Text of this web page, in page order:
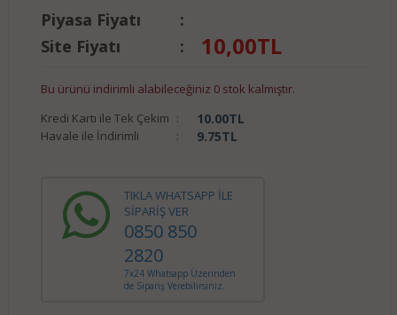
Piyasa Fiyatı
:
Site Fiyatı
: 10,00TL
Bu ürünü indirimli alabileceğiniz 0 stok kalmıştır.
Kredi Kartı ile Tek Çekim : 10.00TL
Havale ile İndirimli : 9.75TL
TIKLA WHATSAPP İLE
SİPARİŞ VER
0850 850
2820
7x24 Whatsapp Üzerinden
de Sipariş Verebilirsiniz.